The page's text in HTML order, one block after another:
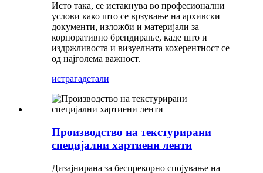
Исто така, се истакнува во професионални
услови како што се врзување на архивски
документи, изложби и материјали за
корпоративно брендирање, каде што и
издржливоста и визуелната кохерентност се
од најголема важност.
истрагадетали
Производство на текстурирани
специјални хартиени ленти
Дизајнирана за беспрекорно спојување на